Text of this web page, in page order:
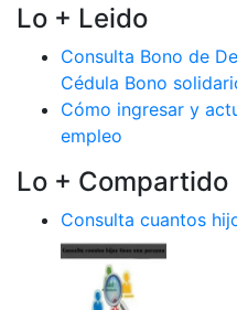
Lo + Leido
Consulta Bono de
Cédula Bono
Cómo ingresar y
empleo
Lo + Compartido
Consulta cuantos